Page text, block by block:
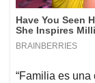
“Familia es